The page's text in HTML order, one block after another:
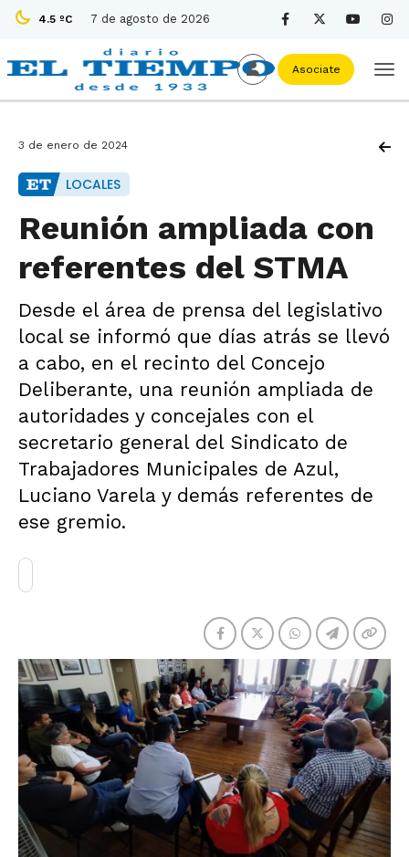
4.5 ºC 7 de agosto de 2026
Asociate
3 de enero de 2024
LOCALES
Reunión ampliada con
referentes del STMA
Desde el área de prensa del legislativo
local se informó que días atrás se llevó
a cabo, en el recinto del Concejo
Deliberante, una reunión ampliada de
autoridades y concejales con el
secretario general del Sindicato de
Trabajadores Municipales de Azul,
Luciano Varela y demás referentes de
ese gremio.